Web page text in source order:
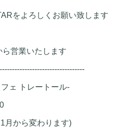
をよろしくお願い致します
営業いたします
ェ トレートール-
月から変わります)